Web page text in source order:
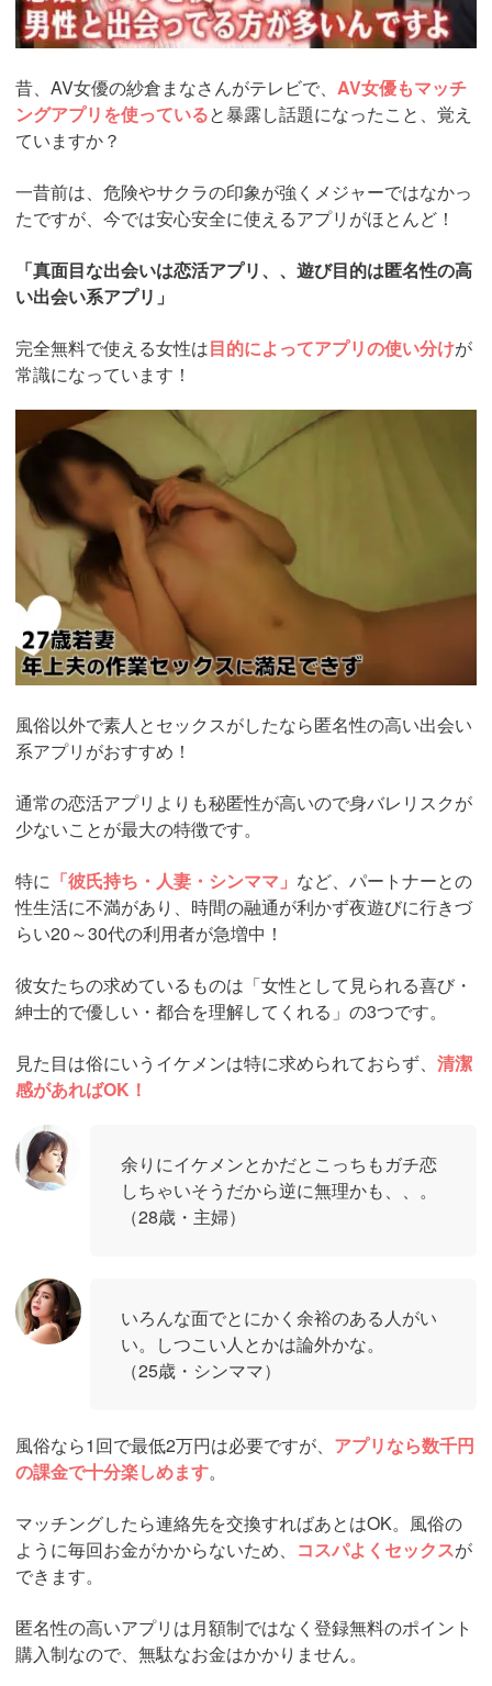
昔、AV女優の紗倉まなさんがテレビで、 AV女優もマッチ
ングアプリを使っていると暴露し話題になったこと、覚え
ていますか？
一昔前は、危険やサクラの印象が強くメジャーではなかっ
たですが、今では安心安全に使えるアプリがほとんど！
「真面目な出会いは恋活アプリ、、遊び目的は匿名性の高
い出会い系アプリ」
完全無料で使える女性は目的によってアプリの使い分けが
常識になっています！
https://pcmax.jp/lp/?
ad_id=rm307152
風俗以外で素人とセックスがしたなら匿名性の高い出会い
系アプリがおすすめ！
通常の恋活アプリよりも秘匿性が高いので身バレリスクが
少ないことが最大の特徴です。
特に 「彼氏持ち・人妻・シンママ」 など、パートナーとの
性生活に不満があり、時間の融通が利かず夜遊びに行きづ
らい20～30代の利用者が急増中！
彼女たちの求めているものは「女性として見られる喜び・
紳士的で優しい・都合を理解してくれる」の3つです。
見た目は俗にいうイケメンは特に求められておらず、 清潔
感があればOK！
余りにイケメンとかだとこっちもガチ恋
しちゃいそうだから逆に無理かも、、。
（28歳・主婦）
いろんな面でとにかく余裕のある人がい
い。しつこい人とかは論外かな。
（25歳・シンママ）
風俗なら1回で最低2万円は必要ですが、 アプリなら数千円
の課金で十分楽しめます。
マッチングしたら連絡先を交換すればあとはOK。風俗の
ように毎回お金がかからないため、 コスパよくセックスが
できます。
匿名性の高いアプリは月額制ではなく登録無料のポイント
購入制なので、無駄なお金はかかりません。